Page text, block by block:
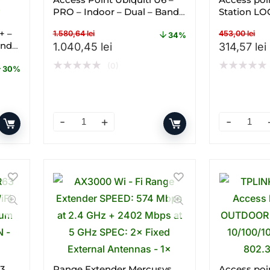
–
–
lei.691,74 lei.
30%
– Gigabit – PoE – Dual – band – WI – FI cantitate
PRO – Indoor – Dual – Band –
1.580,64lei
Prețul inițial a fost: 1.580,64 lei.
1.040,45 leiPrețul curent este: 1.040,45 lei.
34%
★★★★★
Access Point Ubiquiti U6 – PRO – Indoor –
Station
453,00lei
Prețul
314,57 lei
★★★★★
Access